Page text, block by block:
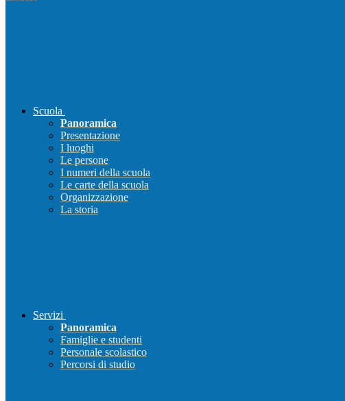
Scuola
Panoramica
Presentazione
I luoghi
Le persone
I numeri della scuola
Le carte della scuola
Organizzazione
La storia
Servizi
Panoramica
Famiglie e studenti
Personale scolastico
Percorsi di studio